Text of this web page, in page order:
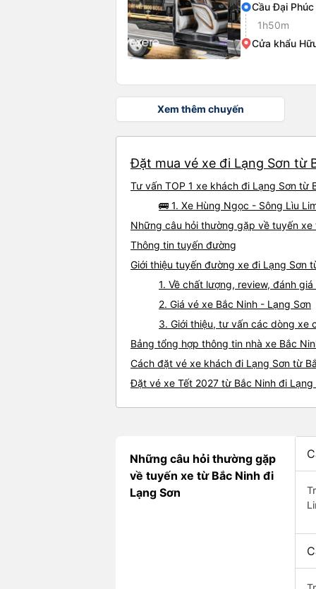
Cầu Đại
1h50m
Cửa khẩu
Xem thêm chuyến
Đặt mua vé xe đi Lạng Sơn từ
Tư vấn TOP 1 xe khách đi Lạng Sơn
🚌 1. Xe Hùng Ngọc - Sông Lìu
Những câu hỏi thường gặp về tuyến xe
Thông tin tuyến đường
Giới thiệu tuyến đường xe đi Lạng Sơn
1. Về chất lượng, review, đánh
2. Giá vé xe Bắc Ninh - Lạng Sơn
3. Giới thiệu, tư vấn các dòng xe
Bảng tổng hợp thông tin nhà xe Bắc
Cách đặt vé xe khách đi Lạng Sơn từ
Đặt vé xe Tết 2027 từ Bắc Ninh đi Lạng
Những câu hỏi thường gặp
về tuyến xe từ Bắc Ninh đi
Lạng Sơn